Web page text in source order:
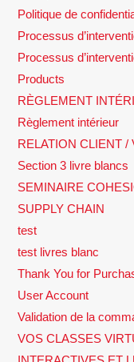
Politique de
Processus
Processus
Products
RÈGLEMENT
Règlement intérieur
RELATION CLIENT /
Section 3 livre blancs
SEMINAIRE
SUPPLY CHAIN
test
test livres blanc
Thank You for
User Account
Validation de la
VOS CLASSES